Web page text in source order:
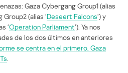
Gaza Cybergang Group1 (alias
Group2 (alias ‘Deseert Falcons‘) y
‘Operation Parliament‘). Ya nos
de los dos últimos en anteriores
se centra en el primero, Gaza